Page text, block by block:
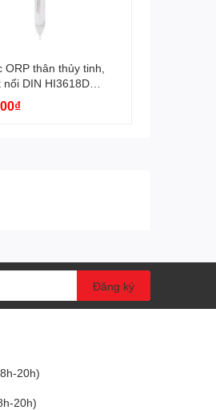
thân thủy tinh,
nối DIN HI3618D
Đăng ký
20h)
20h)